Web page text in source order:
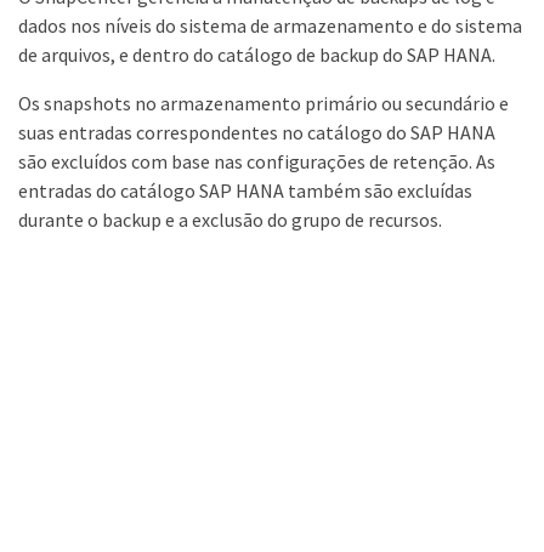
dados nos níveis do sistema de armazenamento e do sistema
de arquivos, e dentro do catálogo de backup do SAP HANA.
Os snapshots no armazenamento primário ou secundário e
suas entradas correspondentes no catálogo do SAP HANA
são excluídos com base nas configurações de retenção. As
entradas do catálogo SAP HANA também são excluídas
durante o backup e a exclusão do grupo de recursos.